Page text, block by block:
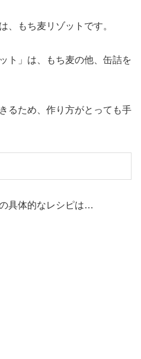
、もち麦リゾットです。
ト」は、もち麦の他、缶詰を
るため、作り方がとっても手
具体的なレシピは…